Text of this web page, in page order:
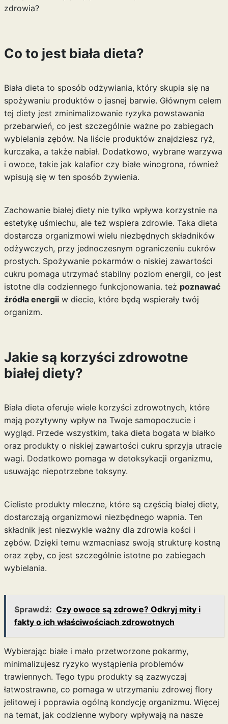
zdrowia?
Co to jest biała dieta?
Biała dieta to sposób odżywiania, który skupia się na
spożywaniu produktów o jasnej barwie. Głównym celem
tej diety jest zminimalizowanie ryzyka powstawania
przebarwień, co jest szczególnie ważne po zabiegach
wybielania zębów. Na liście produktów znajdziesz ryż,
kurczaka, a także nabiał. Dodatkowo, wybrane warzywa
i owoce, takie jak kalafior czy białe winogrona, również
wpisują się w ten sposób żywienia.
Zachowanie białej diety nie tylko wpływa korzystnie na
estetykę uśmiechu, ale też wspiera zdrowie. Taka dieta
dostarcza organizmowi wielu niezbędnych składników
odżywczych, przy jednoczesnym ograniczeniu cukrów
prostych. Spożywanie pokarmów o niskiej zawartości
cukru pomaga utrzymać stabilny poziom energii, co jest
istotne dla codziennego funkcjonowania. też poznawać
źródła energiiw diecie, które będą wspierały twój
organizm.
Jakie są korzyści zdrowotne
białej diety?
Biała dieta oferuje wiele korzyści zdrowotnych, które
mają pozytywny wpływ na Twoje samopoczucie i
wygląd. Przede wszystkim, taka dieta bogata w białko
oraz produkty o niskiej zawartości cukru sprzyja utracie
wagi. Dodatkowo pomaga w detoksykacji organizmu,
usuwając niepotrzebne toksyny.
Cieliste produkty mleczne, które są częścią białej diety,
dostarczają organizmowi niezbędnego wapnia. Ten
składnik jest niezwykle ważny dla zdrowia kości i
zębów. Dzięki temu wzmacniasz swoją strukturę kostną
oraz zęby, co jest szczególnie istotne po zabiegach
wybielania.
Sprawdź: Czy owoce są zdrowe? Odkryj mity i
fakty o ich właściwościach zdrowotnych
Wybierając białe i mało przetworzone pokarmy,
minimalizujesz ryzyko wystąpienia problemów
trawiennych. Tego typu produkty są zazwyczaj
łatwostrawne, co pomaga w utrzymaniu zdrowej flory
jelitowej i poprawia ogólną kondycję organizmu. Więcej
na temat, jak codzienne wybory wpływają na nasze